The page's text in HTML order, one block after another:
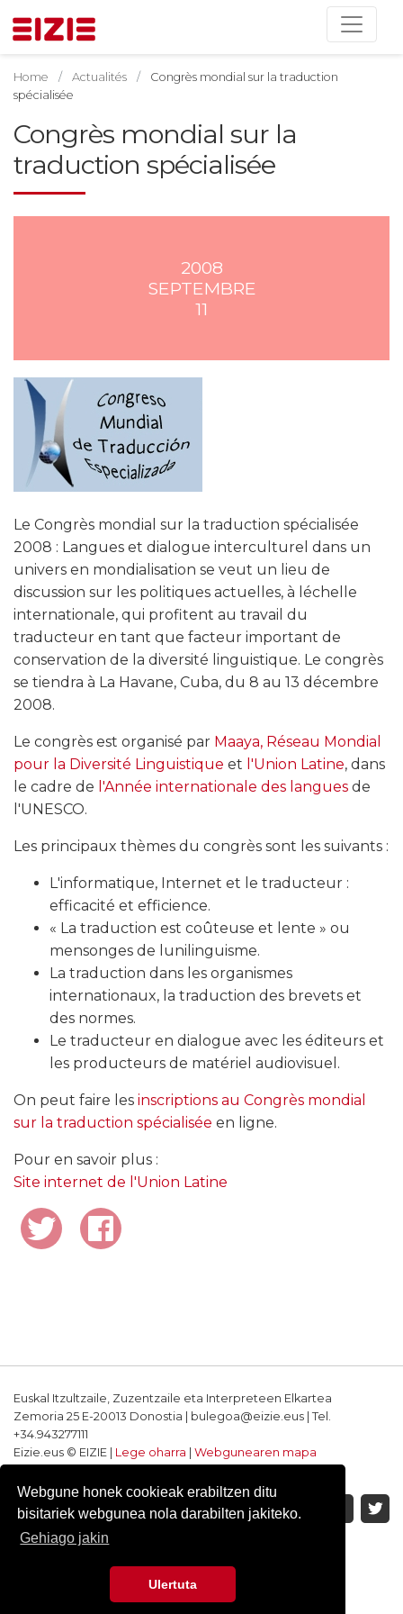
Webgune honek cookieak erabiltzen ditu
bisitariek webgunea nola darabilten jakiteko.
Gehiago jakin
Ulertuta
Home Actualités
Congrès mondial sur la traduction
spécialisée
Congrès mondial sur la
traduction spécialisée
2008
SEPTEMBRE
11
Le Congrès mondial sur la traduction spécialisée
2008 : Langues et dialogue interculturel dans un
univers en mondialisation se veut un lieu de
discussion sur les politiques actuelles, à léchelle
internationale, qui profitent au travail du
traducteur en tant que facteur important de
conservation de la diversité linguistique. Le congrès
se tiendra à La Havane, Cuba, du 8 au 13 décembre
2008.
Le congrès est organisé par Maaya, Réseau Mondial
pour la Diversité Linguistique et l'Union Latine, dans
le cadre de l'Année internationale des langues de
l'UNESCO.
Les principaux thèmes du congrès sont les suivants :
L'informatique, Internet et le traducteur :
efficacité et efficience.
« La traduction est coûteuse et lente » ou
mensonges de lunilinguisme.
La traduction dans les organismes
internationaux, la traduction des brevets et
des normes.
Le traducteur en dialogue avec les éditeurs et
les producteurs de matériel audiovisuel.
On peut faire les inscriptions au Congrès mondial
sur la traduction spécialisée en ligne.
Pour en savoir plus :
Site internet de l'Union Latine
Euskal Itzultzaile, Zuzentzaile eta Interpreteen Elkartea
Zemoria 25 E-20013 Donostia | bulegoa@eizie.eus | Tel.
+34.943277111
Eizie.eus © EIZIE | Lege oharra
Webgunearen mapa